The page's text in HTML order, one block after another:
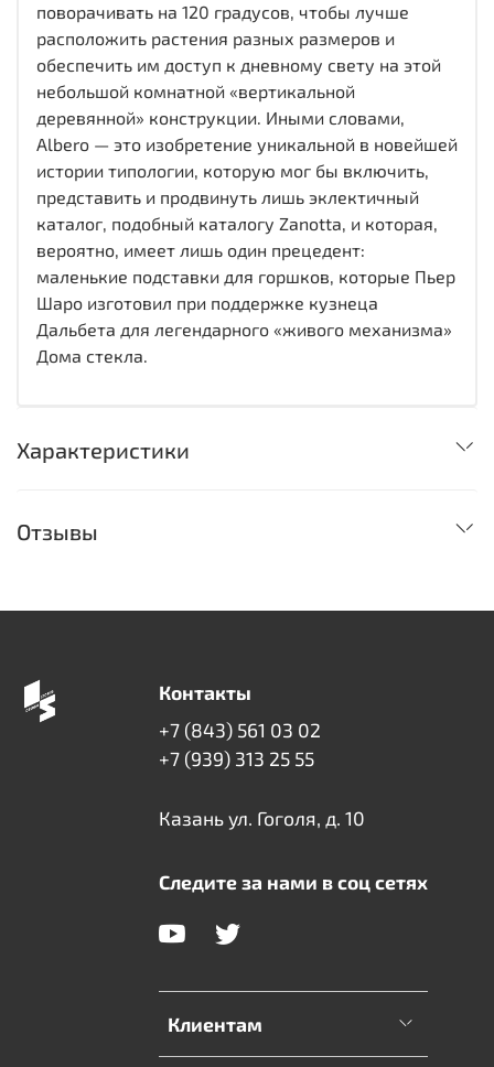
поворачивать на 120 градусов, чтобы лучше
расположить растения разных размеров и
обеспечить им доступ к дневному свету на этой
небольшой комнатной «вертикальной
деревянной» конструкции. Иными словами,
Albero — это изобретение уникальной в новейшей
истории типологии, которую мог бы включить,
представить и продвинуть лишь эклектичный
каталог, подобный каталогу Zanotta, и которая,
вероятно, имеет лишь один прецедент:
маленькие подставки для горшков, которые Пьер
Шаро изготовил при поддержке кузнеца
Дальбета для легендарного «живого механизма»
Дома стекла.
Характеристики
Отзывы
Клиентам
Контакты
+7 (843) 561 03 02
+7 (939) 313 25 55
Казань ул. Гоголя, д. 10
Следите за нами в соц сетях